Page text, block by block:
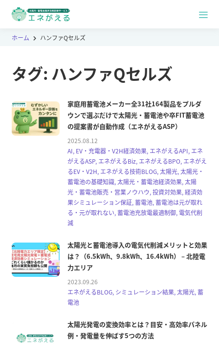
ホーム ハンファQセルズ
タグ: ハンファQセルズ
家庭用蓄電池メーカー全31社164製品をプルダ
ウンで選ぶだけで太陽光・蓄電池や卒FIT蓄電池
の提案書が自動作成（エネがえるASP）
2025.08.12
AI, EV・充電器・V2H経済効果, エネがえるAPI, エネ
がえるASP, エネがえるBiz, エネがえるBPO, エネがえ
るEV・V2H, エネがえる技術BLOG, 太陽光, 太陽光・
蓄電池の基礎知識, 太陽光・蓄電池経済効果, 太陽
光・蓄電池販売・営業ノウハウ, 投資対効果, 経済効
果シミュレーション保証, 蓄電池, 蓄電池は元が取れ
る・元が取れない, 蓄電池充放電最適制御, 電気代削
減
太陽光と蓄電池導入の電気代削減メリットと効果
は？（6.5kWh、9.8kWh、16.4kWh） – 北陸電
力エリア
2023.09.26
エネがえるBLOG, シミュレーション結果, 太陽光, 蓄
電池
太陽光発電の変換効率とは？目安・高効率パネル
例・発電量を伸ばす5つの方法